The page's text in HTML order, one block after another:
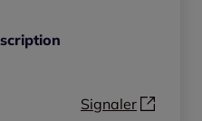
Signaler